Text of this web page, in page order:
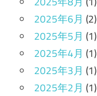
2025年6月 (2)
2025年5月 (1)
2025年4月 (1)
2025年3月 (1)
2025年2月 (1)